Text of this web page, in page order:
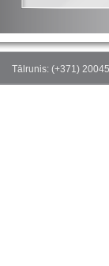
Tālrunis: (+371)